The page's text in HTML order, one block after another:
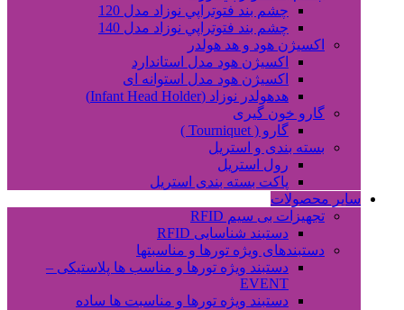
چشم بند فتوتراپي نوزاد مدل 120
چشم بند فتوتراپي نوزاد مدل 140
اکسیژن هود و هد هولدر
اکسیژن هود مدل استاندارد
اکسیژن هود مدل استوانه ای
هدهولدر نوزاد (Infant Head Holder)
گارو خون گیری
گارو ( Tourniquet )
بسته بندی و استریل
رول استریل
پاکت بسته بندی استریل
سایر محصولات
تجهیزات بی سیم RFID
دستبند شناسایی RFID
دستبندهای ویژه تورها و مناسبتها
دستبند ویژه تورها و مناسب ها پلاستیکی –
EVENT
دستبند ویژه تورها و مناسبت ها ساده